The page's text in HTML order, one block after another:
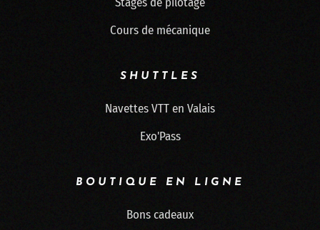
Cours de mécanique
SHUTTLES
Navettes VTT en Valais
Exo'Pass
BOUTIQUE EN LIGNE
Bons cadeaux